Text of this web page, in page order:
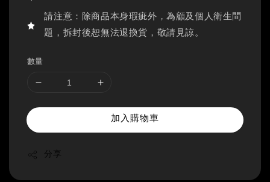
請注意：除商品本身瑕疵外，為顧及個人衛生問
題，拆封後恕無法退換貨，敬請見諒。
數量
加入購物車
分享